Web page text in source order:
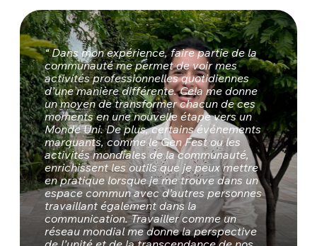
“ Dans mon expérience, faire partie de la
communauté me permet de voir mes
activités professionnelles quotidiennes
d’une manière différente. Cela me donne
un moyen de transformer chacun de ces
moments en une nouvelle étape vers un
Monde Uni. De plus, certains événements
marquants, comme le Gen Fest ou les
activités mondiales de la communauté,
enrichissent les outils que je peux mettre
en pratique lorsque je me trouve dans un
espace commun avec d’autres personnes
travaillant également dans la
communication. Travailler comme un
réseau mondial me donne la perspective